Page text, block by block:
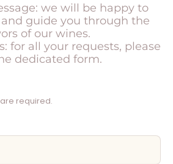
we will be happy to
guide you through the
of our wines.
for all your requests, please
dedicated form.
required.